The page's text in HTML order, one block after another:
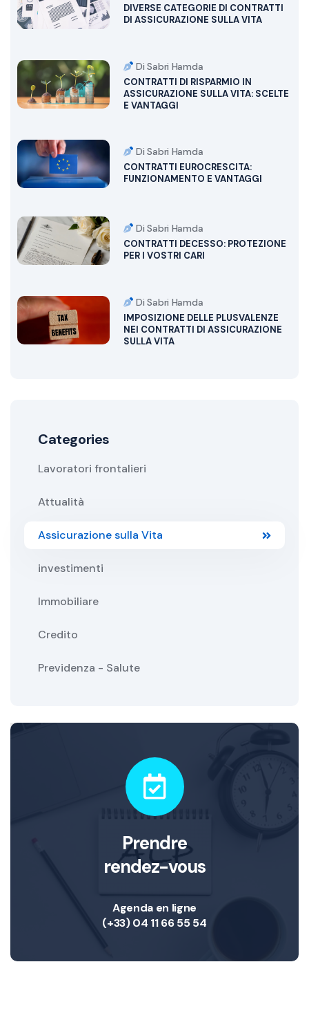
DIVERSE CATEGORIE DI CONTRATTI
DI ASSICURAZIONE SULLA VITA
Di Sabri Hamda
CONTRATTI DI RISPARMIO IN
ASSICURAZIONE SULLA VITA: SCELTE
E VANTAGGI
Di Sabri Hamda
CONTRATTI EUROCRESCITA:
FUNZIONAMENTO E VANTAGGI
Di Sabri Hamda
CONTRATTI DECESSO: PROTEZIONE
PER I VOSTRI CARI
Di Sabri Hamda
IMPOSIZIONE DELLE PLUSVALENZE
NEI CONTRATTI DI ASSICURAZIONE
SULLA VITA
Categories
Lavoratori frontalieri
Attualità
Assicurazione sulla Vita
investimenti
Immobiliare
Credito
Previdenza - Salute
Prendre
rendez-vous
Agenda en ligne
(+33) 04 11 66 55 54